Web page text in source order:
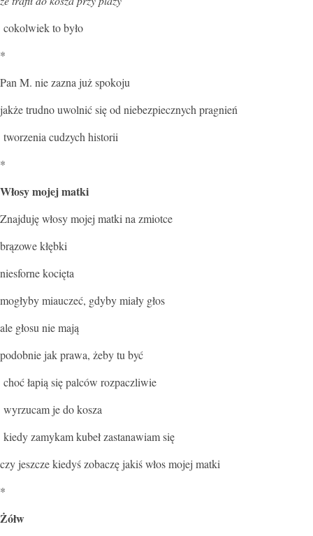
cokolwiek to było
*
Pan M. nie zazna już spokoju
jakże trudno uwolnić się od niebezpiecznych pragnień
tworzenia cudzych historii
*
Włosy mojej matki
Znajduję włosy mojej matki na zmiotce
brązowe kłębki
niesforne kocięta
mogłyby miauczeć, gdyby miały głos
ale głosu nie mają
podobnie jak prawa, żeby tu być
choć łapią się palców rozpaczliwie
wyrzucam je do kosza
kiedy zamykam kubeł zastanawiam się
czy jeszcze kiedyś zobaczę jakiś włos mojej matki
*
Żółw